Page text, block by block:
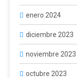
enero 2024
diciembre 2023
noviembre 2023
octubre 2023